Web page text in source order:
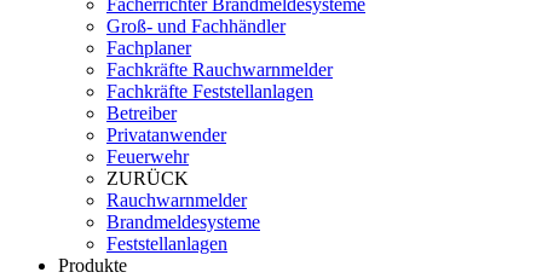
Facherrichter Brandmeldesysteme
Groß- und Fachhändler
Fachplaner
Fachkräfte Rauchwarnmelder
Fachkräfte Feststellanlagen
Betreiber
Privatanwender
Feuerwehr
ZURÜCK
Rauchwarnmelder
Brandmeldesysteme
Feststellanlagen
Produkte